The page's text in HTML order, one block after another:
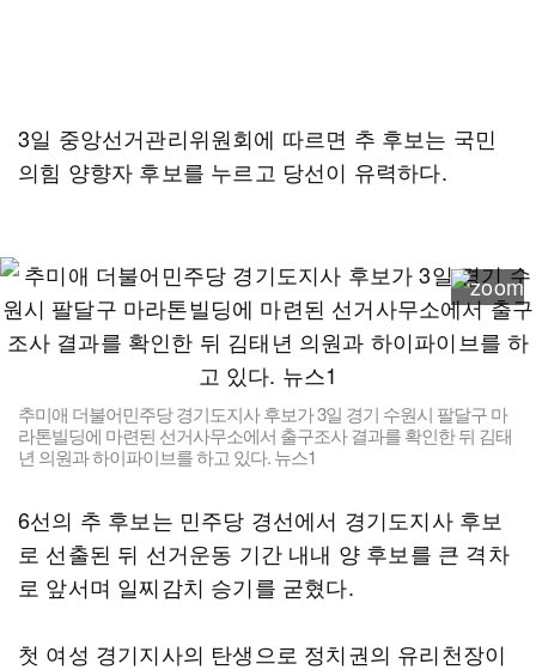
3일 중앙선거관리위원회에 따르면 추 후보는 국민
의힘 양향자 후보를 누르고 당선이 유력하다.
추미애 더불어민주당 경기도지사 후보가 3일 경기 수원시 팔달구 마
라톤빌딩에 마련된 선거사무소에서 출구조사 결과를 확인한 뒤 김태
년 의원과 하이파이브를 하고 있다. 뉴스1
6선의 추 후보는 민주당 경선에서 경기도지사 후보
로 선출된 뒤 선거운동 기간 내내 양 후보를 큰 격차
로 앞서며 일찌감치 승기를 굳혔다.
첫 여성 경기지사의 탄생으로 정치권의 유리천장이